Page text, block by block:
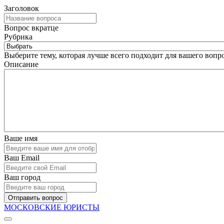
Заголовок
Вопрос вкратце
Рубрика
Выберите тему, которая лучше всего подходит для вашего
Описание
Ваше имя
Ваш Email
Ваш город
Отправить вопрос
МОСКОВСКИЕ ЮРИСТЫ